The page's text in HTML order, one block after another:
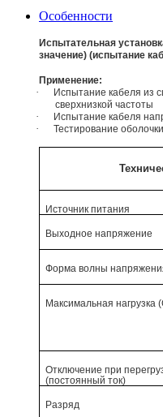
Особенности
Испытательная
значение) (испытание
Применение:
·
Испытание кабеля из
сверхнизкой частоты
· Испытание кабеля
· Тестирование
Источник питания
Выходное напряжение
Форма волны
Максимальная нагрузка
Отключение при
(постоянный ток)
Разряд